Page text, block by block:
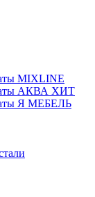
MIXLINE
АКВА ХИТ
Я МЕБЕЛЬ